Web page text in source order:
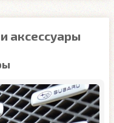
аксессуары